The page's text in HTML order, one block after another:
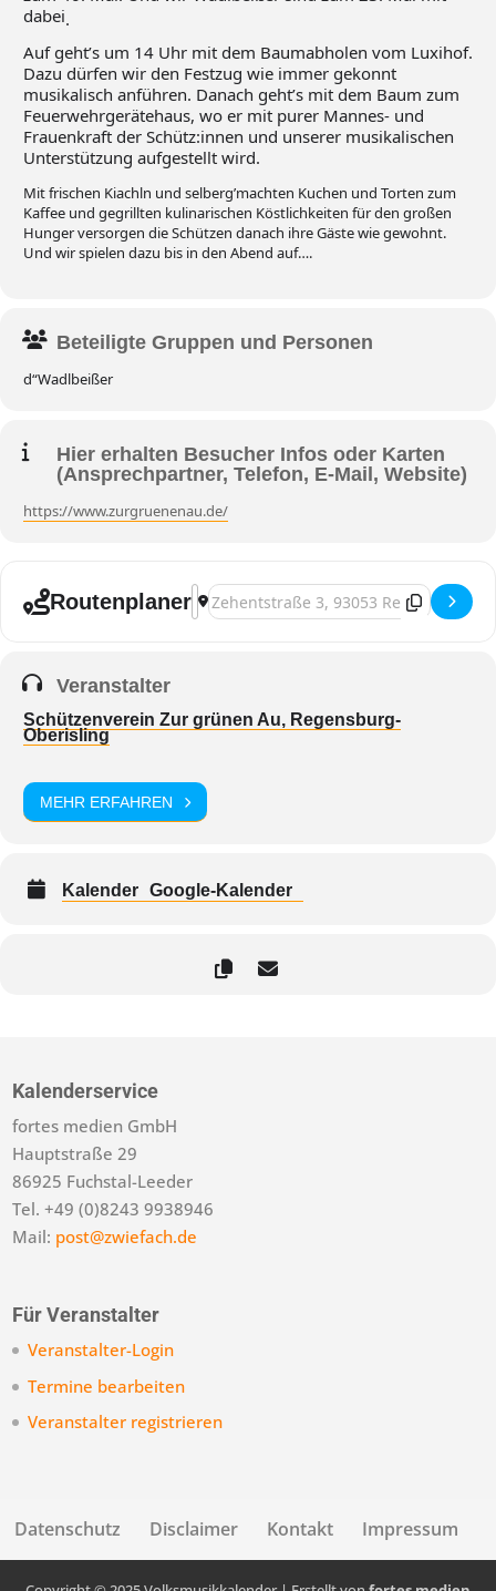
dabei.
Auf geht’s um 14 Uhr mit dem Baumabholen vom Luxihof.
Dazu dürfen wir den Festzug wie immer gekonnt
musikalisch anführen. Danach geht’s mit dem Baum zum
Feuerwehrgerätehaus, wo er mit purer Mannes- und
Frauenkraft der Schütz:innen und unserer musikalischen
Unterstützung aufgestellt wird.
Mit frischen Kiachln und selberg’machten Kuchen und Torten zum
Kaffee und gegrillten kulinarischen Köstlichkeiten für den großen
Hunger versorgen die Schützen danach ihre Gäste wie gewohnt.
Und wir spielen dazu bis in den Abend auf….
Beteiligte Gruppen und Personen
d“Wadlbeißer
Hier erhalten Besucher Infos oder Karten
(Ansprechpartner, Telefon, E-Mail, Website)
https://www.zurgruenenau.de/
RoutenplanerAdresse - Regensburg-Oberisling, 40.
Zieladresse - Regensburg-
Veranstalter
Schützenverein Zur grünen Au, Regensburg-
Oberisling
MEHR ERFAHREN
Kalender Google-Kalender
Kalenderservice
fortes medien GmbH
Hauptstraße 29
86925 Fuchstal-Leeder
Tel. +49 (0)8243 9938946
Mail: post@zwiefach.de
Für Veranstalter
Veranstalter-Login
Termine bearbeiten
Veranstalter registrieren
Datenschutz Disclaimer Kontakt Impressum